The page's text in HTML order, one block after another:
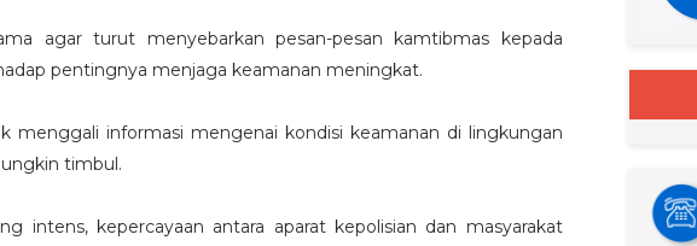
agar turut menyebarkan pesan-pesan kamtibmas kepada
pentingnya menjaga keamanan meningkat.
menggali informasi mengenai kondisi keamanan di lingkungan
timbul.
intens, kepercayaan antara aparat kepolisian dan masyarakat